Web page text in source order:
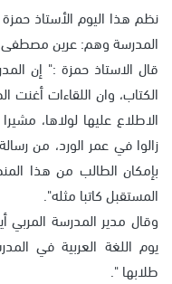
نظم هذا اليوم الأستاذ
المدرسة وهم: عرين
قال الاستاذ حمزة :" إن
الكتاب، وان اللقاءات أغنت
الاطلاع عليها لولاها،
زالوا في عمر الورد، من
بإمكان الطالب من هذا
المستقبل كاتبا مثله".
وقال مدير المدرسة
يوم اللغة العربية في
طلابها ".